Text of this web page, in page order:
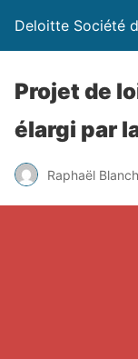
Deloitte Société
Projet de
élargi par
Raphaël